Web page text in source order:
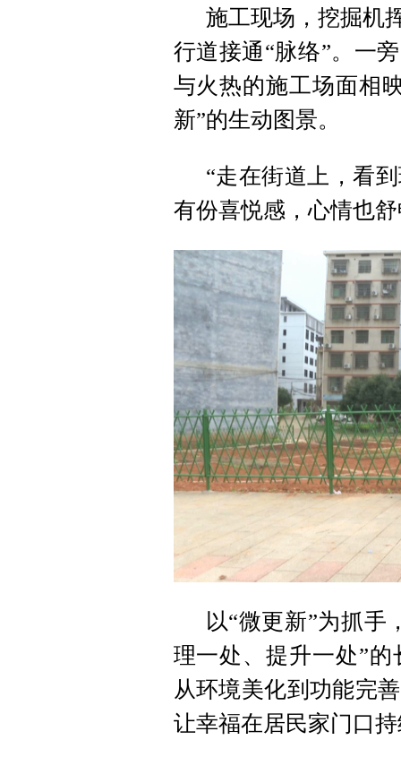
施工现场，挖掘机
行道接通“脉络”。一
与火热的施工场面相
新”的生动图景。
“走在街道上，看
有份喜悦感，心情也
以“微更新”为抓手
理一处、提升一处”
从环境美化到功能完
让幸福在居民家门口持